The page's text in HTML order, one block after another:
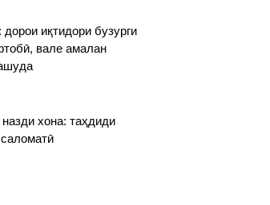
дорои иқтидори бузурги
вале амалан
хона: таҳдиди